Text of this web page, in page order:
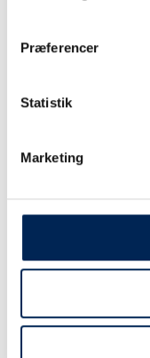
Præferencer
Statistik
Marketing